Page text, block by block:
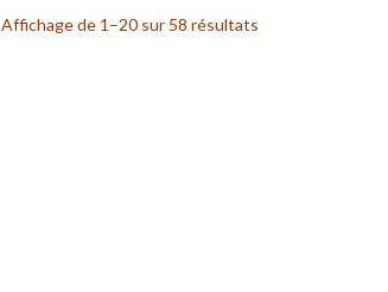
Affichage de 1–20 sur 58 résultats